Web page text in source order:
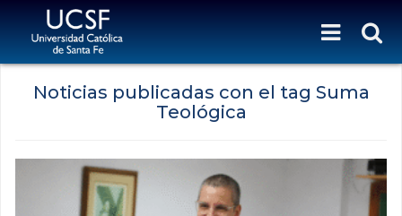
Noticias publicadas con el tag Suma
Teológica